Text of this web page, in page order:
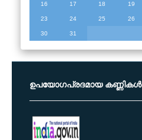
16 17 18 19
23 24 25 26
30 31
ഉപയോഗപ്രദമായ കണ്ണികൾ